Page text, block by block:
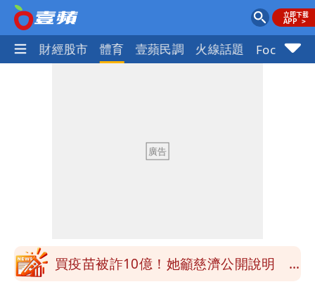
國際 財經股市 體育 壹蘋民調 火線話題 Focus+
勝：時間久看出睿智
白海豚今下午2點半發海警！陸警機率最
最快今晚移送北檢複訊
買疫苗被詐10億！她籲慈濟公開說明